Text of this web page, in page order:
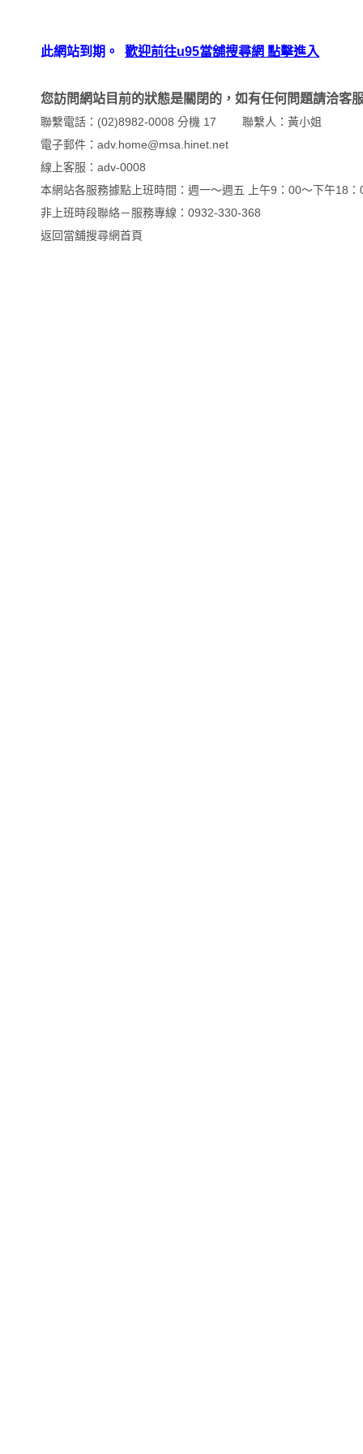
此網站到期。 歡迎前往u95當舖搜尋網 點擊進入
您訪問網站目前的狀態是關閉的，如有任何問題請洽客
聯繫電話：(02)8982-0008 分機 17 聯繫人：黃小姐
電子郵件：adv.home@msa.hinet.net
線上客服： adv-0008
本網站各服務據點上班時間：週一～週五 上午9：00～下午18：
非上班時段聯絡－服務專線：0932-330-368
返回當舖搜尋網首頁